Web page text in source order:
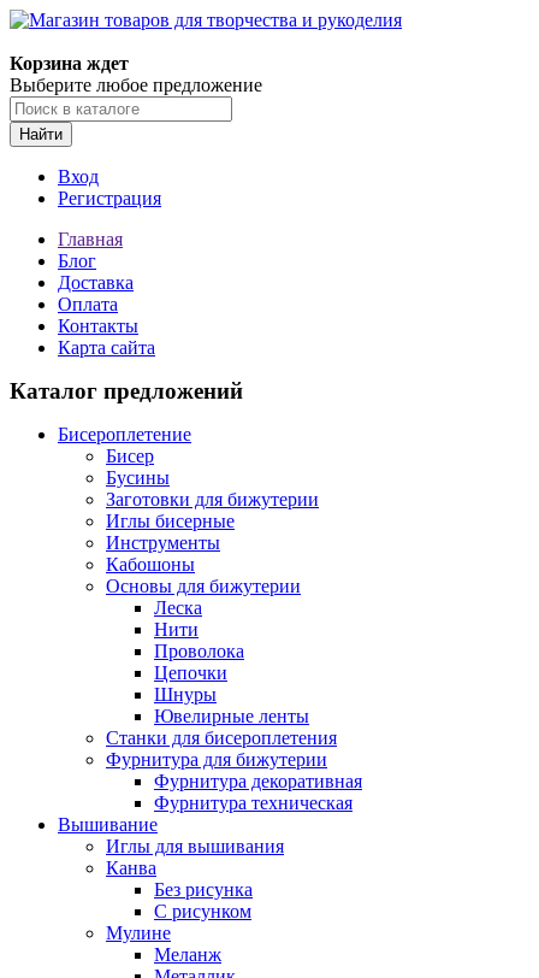
Корзина ждет
Выберите любое предложение
Найти
Вход
Регистрация
Главная
Блог
Доставка
Оплата
Контакты
Карта сайта
Каталог предложений
Бисероплетение
Бисер
Бусины
Заготовки для бижутерии
Иглы бисерные
Инструменты
Кабошоны
Основы для бижутерии
Леска
Нити
Проволока
Цепочки
Шнуры
Ювелирные ленты
Станки для бисероплетения
Фурнитура для бижутерии
Фурнитура декоративная
Фурнитура техническая
Вышивание
Иглы для вышивания
Канва
Без рисунка
С рисунком
Мулине
Меланж